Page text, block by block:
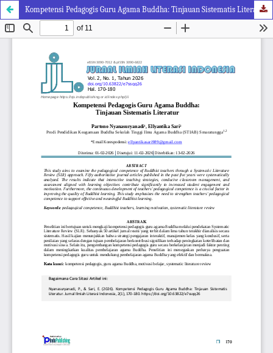
Kompetensi Pedagogis Guru Agama Buddha: Tinjauan Sistematis Literatur